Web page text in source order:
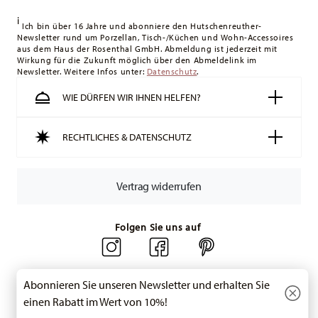
i Ich bin über 16 Jahre und abonniere den Hutschenreuther-
Newsletter rund um Porzellan, Tisch-/Küchen und Wohn-Accessoires
aus dem Haus der Rosenthal GmbH. Abmeldung ist jederzeit mit
Wirkung für die Zukunft möglich über den Abmeldelink im
Newsletter. Weitere Infos unter: Datenschutz.
WIE DÜRFEN WIR IHNEN HELFEN?
RECHTLICHES & DATENSCHUTZ
Vertrag widerrufen
Folgen Sie uns auf
Abonnieren Sie unseren Newsletter und erhalten Sie
einen Rabatt im Wert von 10%!